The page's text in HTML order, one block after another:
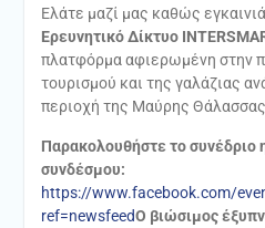
Ελάτε μαζί μας καθώς
Ερευνητικό Δίκτυο
πλατφόρμα αφιερωμένη στην
τουρισμού και της γαλάζιας
περιοχή της Μαύρης
Παρακολουθήστε το συνέδριο
συνδέσμου:
https://www.facebook.com/
ref=newsfeedΟ βιώσιμος